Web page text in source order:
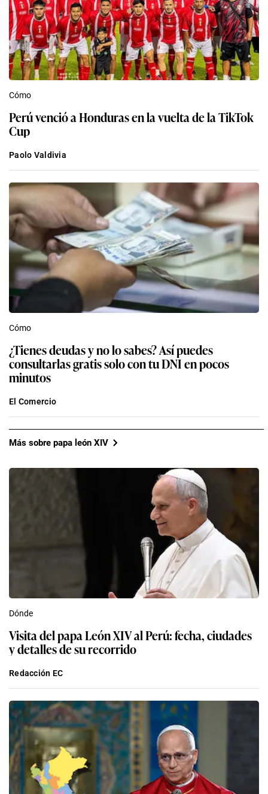
Cómo
Perú venció a Honduras en la vuelta de la TikTok
Cup
Paolo Valdivia
Cómo
¿Tienes deudas y no lo sabes? Así puedes
consultarlas gratis solo con tu DNI en pocos
minutos
El Comercio
Más sobre papa león XIV
Dónde
Visita del papa León XIV al Perú: fecha, ciudades
y detalles de su recorrido
Redacción EC